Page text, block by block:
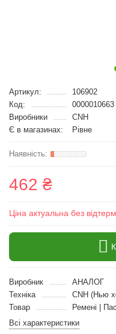
Артикул:
106902
Код:
0000010663
Виробники
CNH
Є в магазинах:
Рівне
462 ₴
Ціна актуальна без
Виробник
АНАЛОГ
Техніка
CNH (Нью
Товар
Ремені |
Всі характеристики